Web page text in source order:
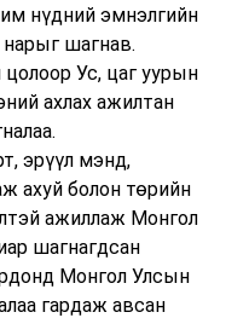
нүдний эмнэлгийн
нарыг шагнав.
Ус, цаг уурын
ахлах ажилтан
эрүүл мэнд,
ахуй болон төрийн
ажиллаж Монгол
шагнагдсан
Монгол Улсын
гардаж авсан